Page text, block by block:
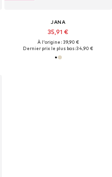
JANA
35,91 €
À l'origine : 39,90 €
Dernier prix le plus bas :34,90 €